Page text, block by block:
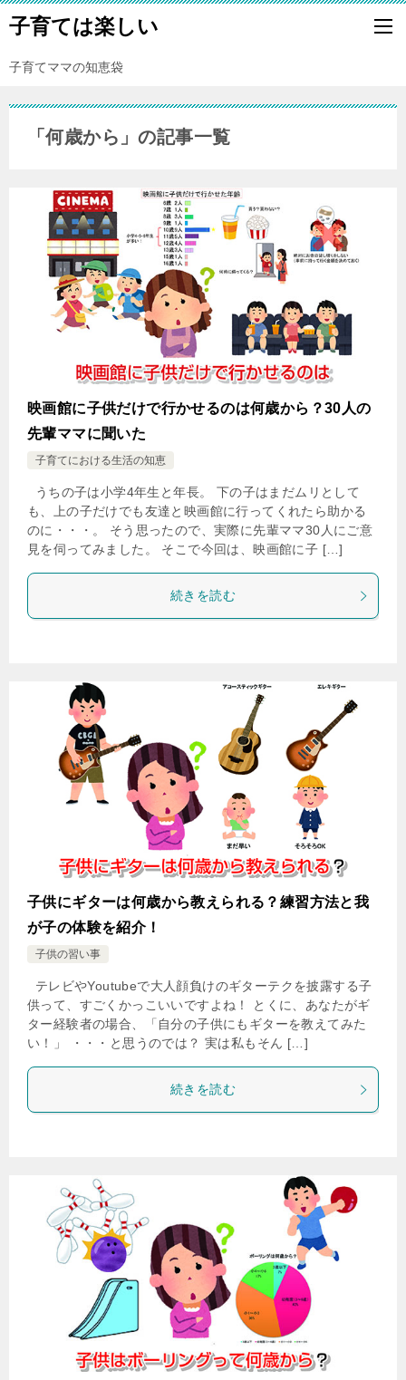
子育ては楽しい
子育てママの知恵袋
「何歳から」の記事一覧
映画館に子供だけで行かせるのは何歳から？30人の
先輩ママに聞いた
子育てにおける生活の知恵
うちの子は小学4年生と年長。 下の子はまだムリとして
も、上の子だけでも友達と映画館に行ってくれたら助かる
のに・・・。 そう思ったので、実際に先輩ママ30人にご意
見を伺ってみました。 そこで今回は、映画館に子 […]
続きを読む
子供にギターは何歳から教えられる？練習方法と我
が子の体験を紹介！
子供の習い事
テレビやYoutubeで大人顔負けのギターテクを披露する子
供って、すごくかっこいいですよね！ とくに、あなたがギ
ター経験者の場合、「自分の子供にもギターを教えてみた
い！」 ・・・と思うのでは？ 実は私もそん […]
続きを読む